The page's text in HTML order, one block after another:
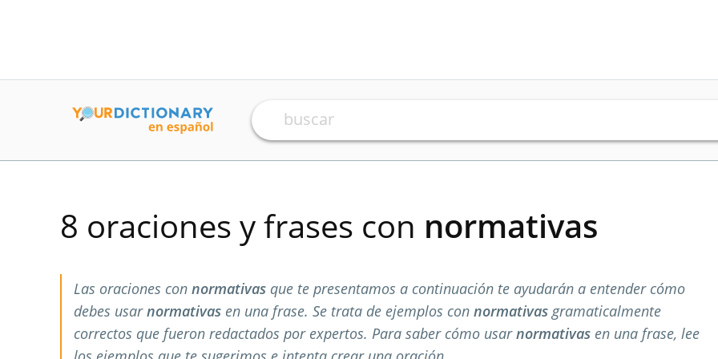
8 oraciones y frases con normativas
Las oraciones con normativas que te presentamos a continuación te ayudarán a entender cómo
debes usarnormativas en una frase. Se trata de ejemplos con normativasgramaticalmente
correctos que fueron redactados por expertos. Para saber cómo usarnormativas en una frase, lee